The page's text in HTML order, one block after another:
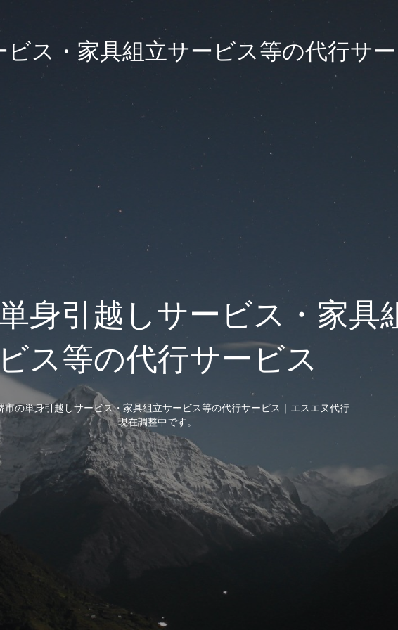
ス・家具組立サービス等の代行サ
身引越しサービス・家具
ス等の代行サービス
市の単身引越しサービス・家具組立サービス等の代行サービス｜エスエヌ代行
現在調整中です。